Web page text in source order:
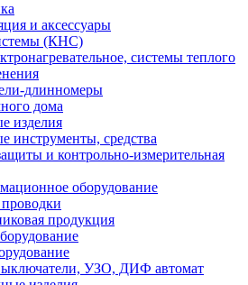
и аксессуары
(КНС)
системы теплого
длинномеры
дома
изделия
инструменты, средства
и контрольно-измерительная
оборудование
продукция
УЗО, ДИФ автомат